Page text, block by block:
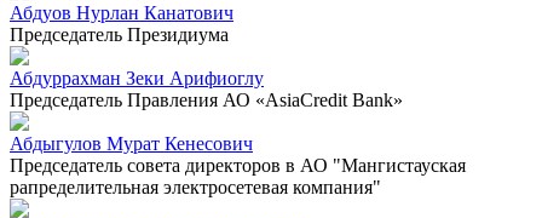
Абдуов Нурлан Канатович
Председатель Президиума
Абдуррахман Зеки Арифиоглу
Председатель Правления АО «AsiaCredit Bank»
Абдыгулов Мурат Кенесович
Председатель совета директоров в АО "Мангистауская
рапределительная электросетевая компания"